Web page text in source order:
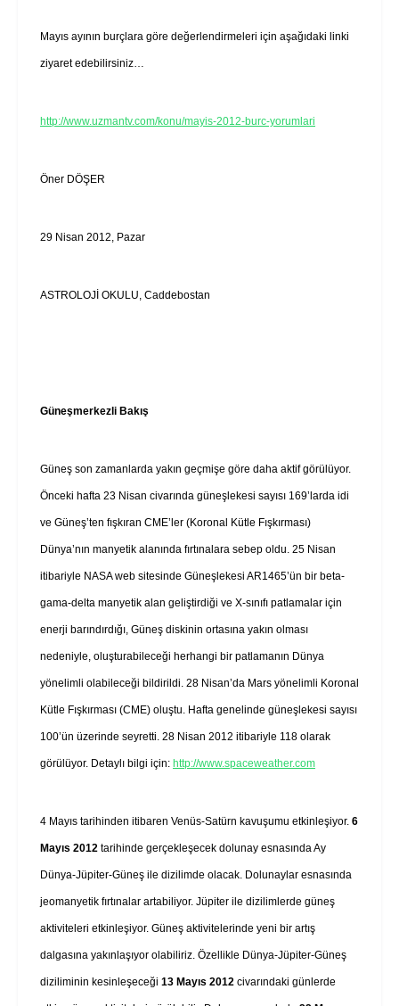
Mayıs ayının burçlara göre değerlendirmeleri için aşağıdaki linki
ziyaret edebilirsiniz…
http://www.uzmantv.com/konu/mayis-2012-burc-yorumlari
Öner DÖŞER
29 Nisan 2012, Pazar
ASTROLOJİ OKULU, Caddebostan
Güneşmerkezli Bakış
Güneş son zamanlarda yakın geçmişe göre daha aktif görülüyor.
Önceki hafta 23 Nisan civarında güneşlekesi sayısı 169’larda idi
ve Güneş’ten fışkıran CME’ler (Koronal Kütle Fışkırması)
Dünya’nın manyetik alanında fırtınalara sebep oldu. 25 Nisan
itibariyle NASA web sitesinde Güneşlekesi AR1465’ün bir beta-
gama-delta manyetik alan geliştirdiği ve X-sınıfı patlamalar için
enerji barındırdığı, Güneş diskinin ortasına yakın olması
nedeniyle, oluşturabileceği herhangi bir patlamanın Dünya
yönelimli olabileceği bildirildi. 28 Nisan’da Mars yönelimli Koronal
Kütle Fışkırması (CME) oluştu. Hafta genelinde güneşlekesi sayısı
100’ün üzerinde seyretti. 28 Nisan 2012 itibariyle 118 olarak
görülüyor. Detaylı bilgi için: http://www.spaceweather.com
4 Mayıs tarihinden itibaren Venüs-Satürn kavuşumu etkinleşiyor. 6
Mayıs 2012 tarihinde gerçekleşecek dolunay esnasında Ay
Dünya-Jüpiter-Güneş ile dizilimde olacak. Dolunaylar esnasında
jeomanyetik fırtınalar artabiliyor. Jüpiter ile dizilimlerde güneş
aktiviteleri etkinleşiyor. Güneş aktivitelerinde yeni bir artış
dalgasına yakınlaşıyor olabiliriz. Özellikle Dünya-Jüpiter-Güneş
diziliminin kesinleşeceği 13 Mayıs 2012 civarındaki günlerde